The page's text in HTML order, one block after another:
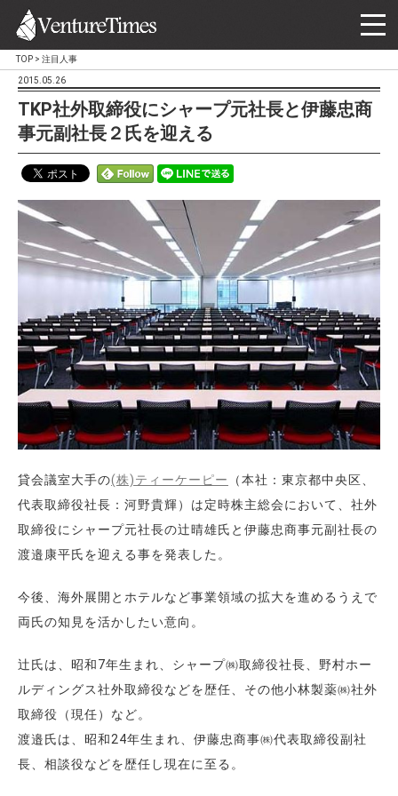
TOP > 注目人事
2015.05.26
TKP社外取締役にシャープ元社長と伊藤忠商
事元副社長２氏を迎える
貸会議室大手の(株)ティーケーピー
（本社：東京都中央区、
代表取締役社長：河野貴輝）は定時株主総会において、社外
取締役にシャープ元社長の辻晴雄氏と伊藤忠商事元副社長の
渡邉康平氏を迎える事を発表した。
今後、海外展開とホテルなど事業領域の拡大を進めるうえで
両氏の知見を活かしたい意向。
辻氏は、昭和7年生まれ、シャープ㈱取締役社長、野村ホー
ルディングス社外取締役などを歴任、その他小林製薬㈱社外
取締役（現任）など。
渡邉氏は、昭和24年生まれ、伊藤忠商事㈱代表取締役副社
長、相談役などを歴任し現在に至る。